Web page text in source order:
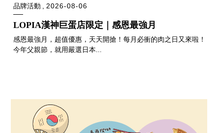
品牌活動 2026-08-06
LOPIA漢神巨蛋店限定｜感恩最強月
感恩最強月，超值優惠，天天開搶！每月必衝的肉之日又來啦！
今年父親節，就用嚴選日本...